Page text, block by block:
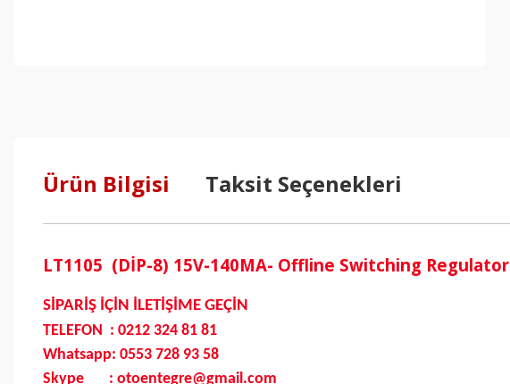
Ürün Bilgisi Taksit Seçenekleri
LT1105 (DİP-8) 15V-140MA- Offline Switching Regulator
SİPARİŞ İÇİN İLETİŞİME GEÇİN
TELEFON : 0212 324 81 81
Whatsapp: 0553 728 93 58
Skype : otoentegre@gmail.com